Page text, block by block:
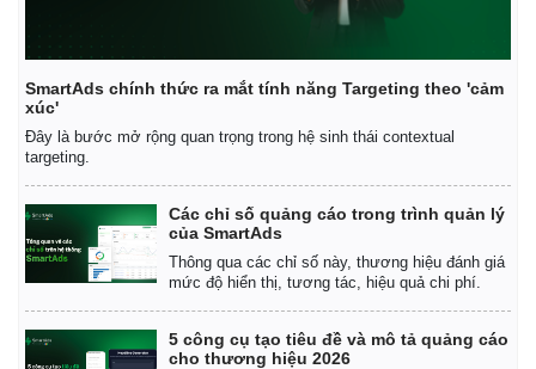
Kinh tế
Khởi nghiệp
Thị trường
Tiêu dùng
Giá cà phê
SmartAds chính thức ra mắt tính năng Targeting theo 'cảm
xúc'
Đây là bước mở rộng quan trọng trong hệ sinh thái contextual
targeting.
Các chỉ số quảng cáo trong trình quản lý
của SmartAds
Thông qua các chỉ số này, thương hiệu đánh giá
mức độ hiển thị, tương tác, hiệu quả chi phí.
5 công cụ tạo tiêu đề và mô tả quảng cáo
cho thương hiệu 2026